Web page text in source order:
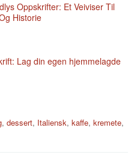
Oppskrifter: Et Veiviser Til
Historie
Lag din egen hjemmelagde
, dessert, Italiensk, kaffe, kremete,